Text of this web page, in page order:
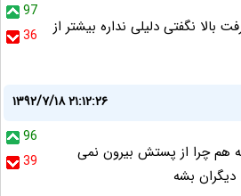
97
36
نگفتی دلیلی نداره بیشتر از
۱۳۹۲/۷/۱۸ ۲۱:۱۲:۲۶
96
39
هم چرا از پستش بیرون نمی
دیگران بشه